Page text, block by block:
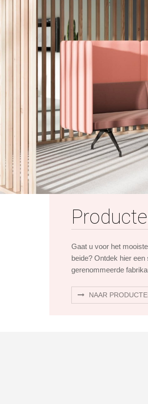
Gaat u voor het
beide? Ontdek hier
gerenommeerde
NAAR